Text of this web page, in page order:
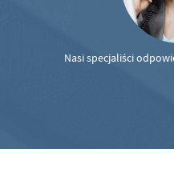
Nasi specjaliści